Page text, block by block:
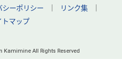
シーポリシー リンク集
トマップ
Kamimine All Rights Reserved